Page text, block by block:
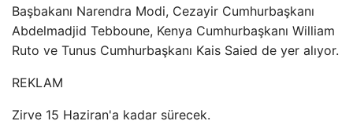
Başbakanı Narendra Modi, Cezayir Cumhurbaşkanı
Abdelmadjid Tebboune, Kenya Cumhurbaşkanı William
Ruto ve Tunus Cumhurbaşkanı Kais Saied de yer alıyor.
REKLAM
Zirve 15 Haziran'a kadar sürecek.